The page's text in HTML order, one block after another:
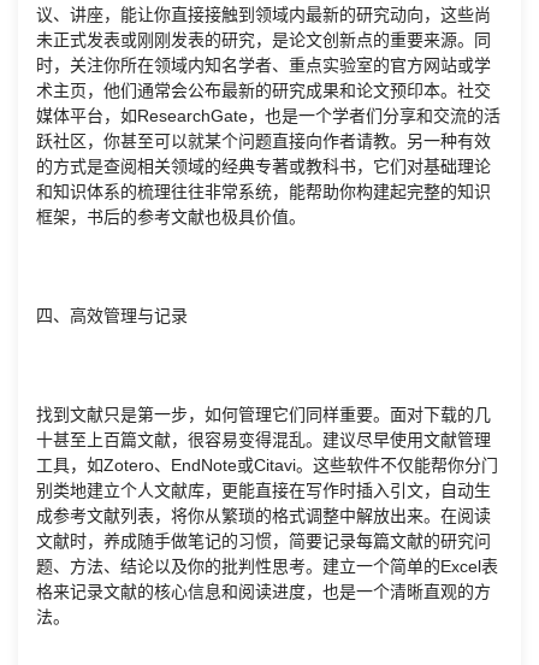
议、讲座，能让你直接接触到领域内最新的研究动向，这些尚
未正式发表或刚刚发表的研究，是论文创新点的重要来源。同
时，关注你所在领域内知名学者、重点实验室的官方网站或学
术主页，他们通常会公布最新的研究成果和论文预印本。社交
媒体平台，如ResearchGate，也是一个学者们分享和交流的活
跃社区，你甚至可以就某个问题直接向作者请教。另一种有效
的方式是查阅相关领域的经典专著或教科书，它们对基础理论
和知识体系的梳理往往非常系统，能帮助你构建起完整的知识
框架，书后的参考文献也极具价值。
四、高效管理与记录
找到文献只是第一步，如何管理它们同样重要。面对下载的几
十甚至上百篇文献，很容易变得混乱。建议尽早使用文献管理
工具，如Zotero、EndNote或Citavi。这些软件不仅能帮你分门
别类地建立个人文献库，更能直接在写作时插入引文，自动生
成参考文献列表，将你从繁琐的格式调整中解放出来。在阅读
文献时，养成随手做笔记的习惯，简要记录每篇文献的研究问
题、方法、结论以及你的批判性思考。建立一个简单的Excel表
格来记录文献的核心信息和阅读进度，也是一个清晰直观的方
法。